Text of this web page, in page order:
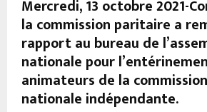
Mercredi, 13 octobre 2021-
la commission paritaire a
rapport au bureau de
nationale pour
animateurs de la
nationale indépendante.